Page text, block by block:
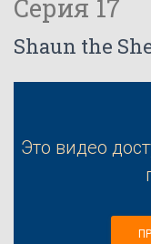
Серия 17
Shaun the
Это видео